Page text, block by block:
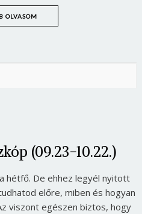
OLVASOM
(09.23-10.22.)
hétfő. De ehhez legyél nyitott
előre, miben és hogyan
viszont egészen biztos, hogy